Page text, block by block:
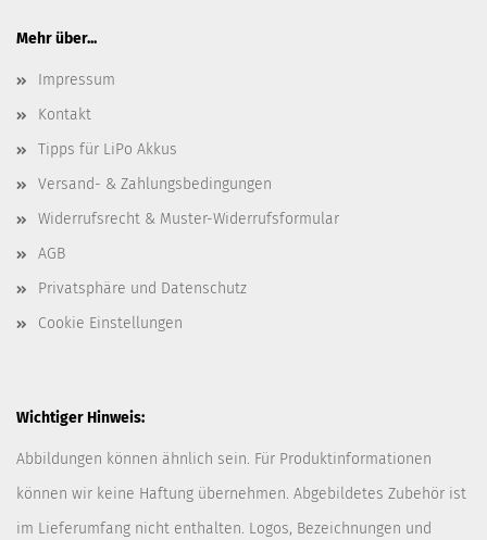
Mehr über...
Impressum
Kontakt
Tipps für LiPo Akkus
Versand- & Zahlungsbedingungen
Widerrufsrecht & Muster-Widerrufsformular
AGB
Privatsphäre und Datenschutz
Cookie Einstellungen
Wichtiger Hinweis:
Abbildungen können ähnlich sein. Für Produktinformationen
können wir keine Haftung übernehmen. Abgebildetes Zubehör ist
im Lieferumfang nicht enthalten. Logos, Bezeichnungen und